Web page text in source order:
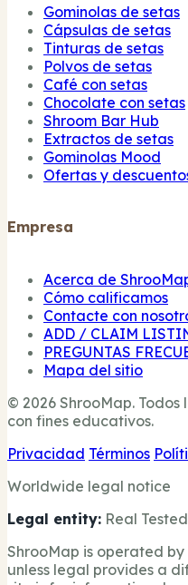
Gominolas de setas
Cápsulas de setas
Tinturas de setas
Polvos de setas
Café con setas
Chocolate con setas
Shroom Bar Hub
Extractos de setas
Gominolas Mood
Ofertas y
Empresa
Acerca de
Cómo calificamos
Contacte con
ADD / CLAIM
PREGUNTAS
Mapa del sitio
© 2026 ShrooMap.
con fines educativos.
Privacidad Términos
Worldwide legal notice
Legal entity: Real
ShrooMap is operated
unless legal provides a